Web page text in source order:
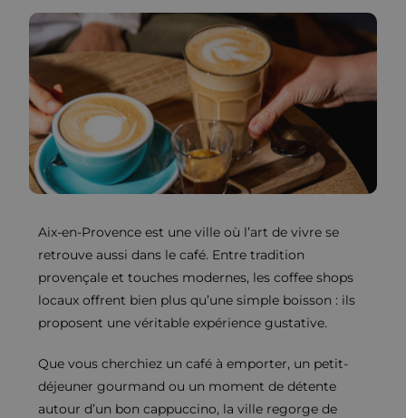
Aix-en-Provence est une ville où l’art de vivre se
retrouve aussi dans le café. Entre tradition
provençale et touches modernes, les coffee shops
locaux offrent bien plus qu’une simple boisson : ils
proposent une véritable expérience gustative.
Que vous cherchiez un café à emporter, un petit-
déjeuner gourmand ou un moment de détente
autour d’un bon cappuccino, la ville regorge de